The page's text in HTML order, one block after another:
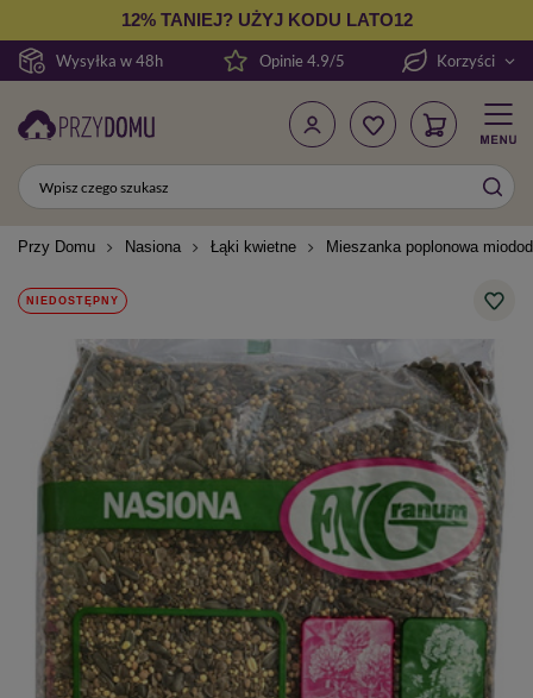
Wysyłka w 48h
12% TANIEJ? UŻYJ KODU LATO12
Opinie 4.9/5 Korzyści
Przy Domu Nasiona Łąki kwietne Mieszanka poplonowa
NIEDOSTĘPNY